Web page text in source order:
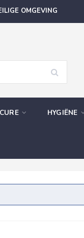
OMGEVING
HYGIËNE